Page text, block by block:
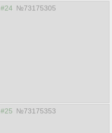
#24 №73175305
#25 №73175353